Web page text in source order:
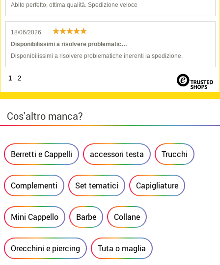
Abito perfetto, ottima qualità. Spedizione veloce
18/06/2026
Disponibilissimi a risolvere problematic…
Disponibilissimi a risolvere problematiche inerenti la spedizione.
1 2
Cos'altro manca?
Berretti e Cappelli accessori testa Trucchi
Complementi Set tematici Capigliature
Mini Cappello Barbe Collane
Orecchini e piercing Tuta o maglia